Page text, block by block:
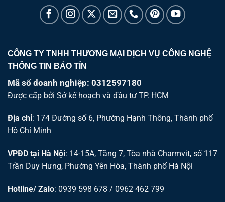
CÔNG TY TNHH THƯƠNG MẠI DỊCH VỤ CÔNG NGHỆ
THÔNG TIN BẢO TÍN
Mã số doanh nghiệp: 0312597180
Được cấp bởi Sở kế hoạch và đầu tư TP. HCM
Địa chỉ: 174 Đường số 6, Phường Hạnh Thông, Thành phố
Hồ Chí Minh
VPĐD tại Hà Nội: 14-15A, Tầng 7, Tòa nhà Charmvit, số 117
Trần Duy Hưng, Phường Yên Hòa, Thành phố Hà Nội
Hotline/ Zalo: 0939 598 678 / 0962 462 799